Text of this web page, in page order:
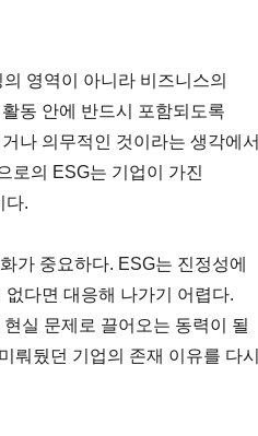
영역이 아니라 비즈니스의
동 안에 반드시 포함되도록
나 의무적인 것이라는 생각에서
로의 ESG는 기업이 가진
다.
가 중요하다. ESG는 진정성에
다면 대응해 나가기 어렵다.
실 문제로 끌어오는 동력이 될
뤄뒀던 기업의 존재 이유를 다시